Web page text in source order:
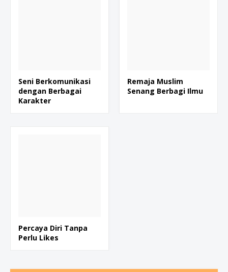
Seni Berkomunikasi
dengan Berbagai
Karakter
Remaja Muslim
Senang Berbagi Ilmu
Percaya Diri Tanpa
Perlu Likes